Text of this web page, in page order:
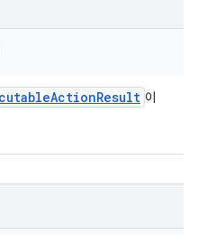
ActionResult 이